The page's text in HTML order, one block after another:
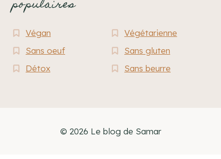
populaires
Végan
Végétarienne
Sans oeuf
Sans gluten
Détox
Sans beurre
© 2026 Le blog de Samar